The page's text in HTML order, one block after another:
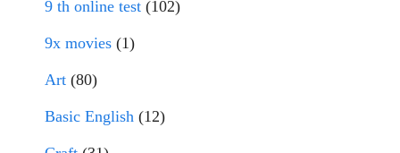
9 th online test (102)
9x movies (1)
Art (80)
Basic English (12)